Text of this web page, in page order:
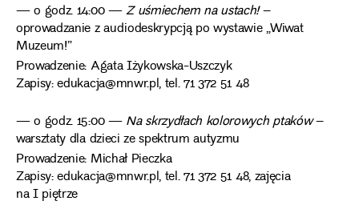
— o godz. 14:00 —Z uśmiechem na ustach!–
oprowadzanie z audiodeskrypcją po wystawie „Wiwat
Muzeum!”
Prowadzenie: Agata Iżykowska-Uszczyk
Zapisy: edukacja@mnwr.pl, tel. 71 372 51 48
— o godz. 15:00 —Na skrzydłach kolorowych ptaków–
warsztaty dla dzieci ze spektrum autyzmu
Prowadzenie: Michał Pieczka
Zapisy: edukacja@mnwr.pl, tel. 71 372 51 48, zajęcia
na I piętrze